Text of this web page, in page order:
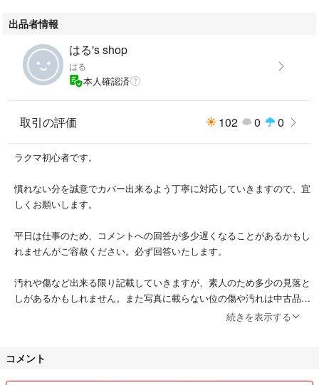
出品者情報
はる's shop
はる
本人確認済
取引の評価 102 0 0
ラクマ初心者です。
慣れない分を誠意でカバー出来るよう丁寧に対応していきますので、宜
しくお願いします。
平日は仕事のため、コメントへの回答が多少遅くなることがあるかもし
れませんがご容赦ください。必ず回答いたします。
汚れや傷など出来る限り記載していきますが、素人のため多少の見落と
しがあるかもしれません。また写真に載らない位の傷や汚れは中古品の
場合、ご理解の上ご購入していただけたら幸いです。続きを表示する
コメント